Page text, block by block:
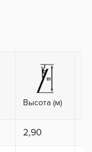
Высота (м)
2,90